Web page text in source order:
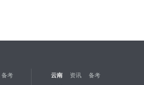
备考 云南 资讯
备考